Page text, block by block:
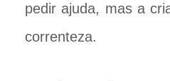
pedir ajuda, mas a
correnteza.